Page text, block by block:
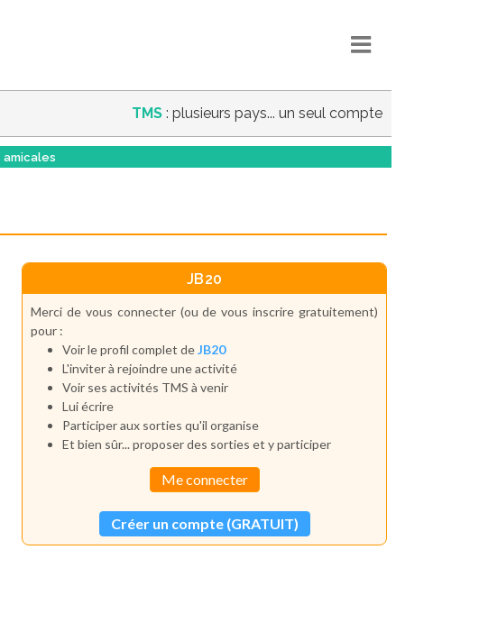
TMS : plusieurs pays... un seul compte
JB20
Merci de vous connecter (ou de vous inscrire gratuitement)
pour :
Voir le profil complet deJB20
L'inviter à rejoindre une activité
Voir ses activités TMS à venir
Lui écrire
Participer aux sorties qu'il organise
Et bien sûr... proposer des sorties et y participer
Me connecter
Créer un compte (GRATUIT)